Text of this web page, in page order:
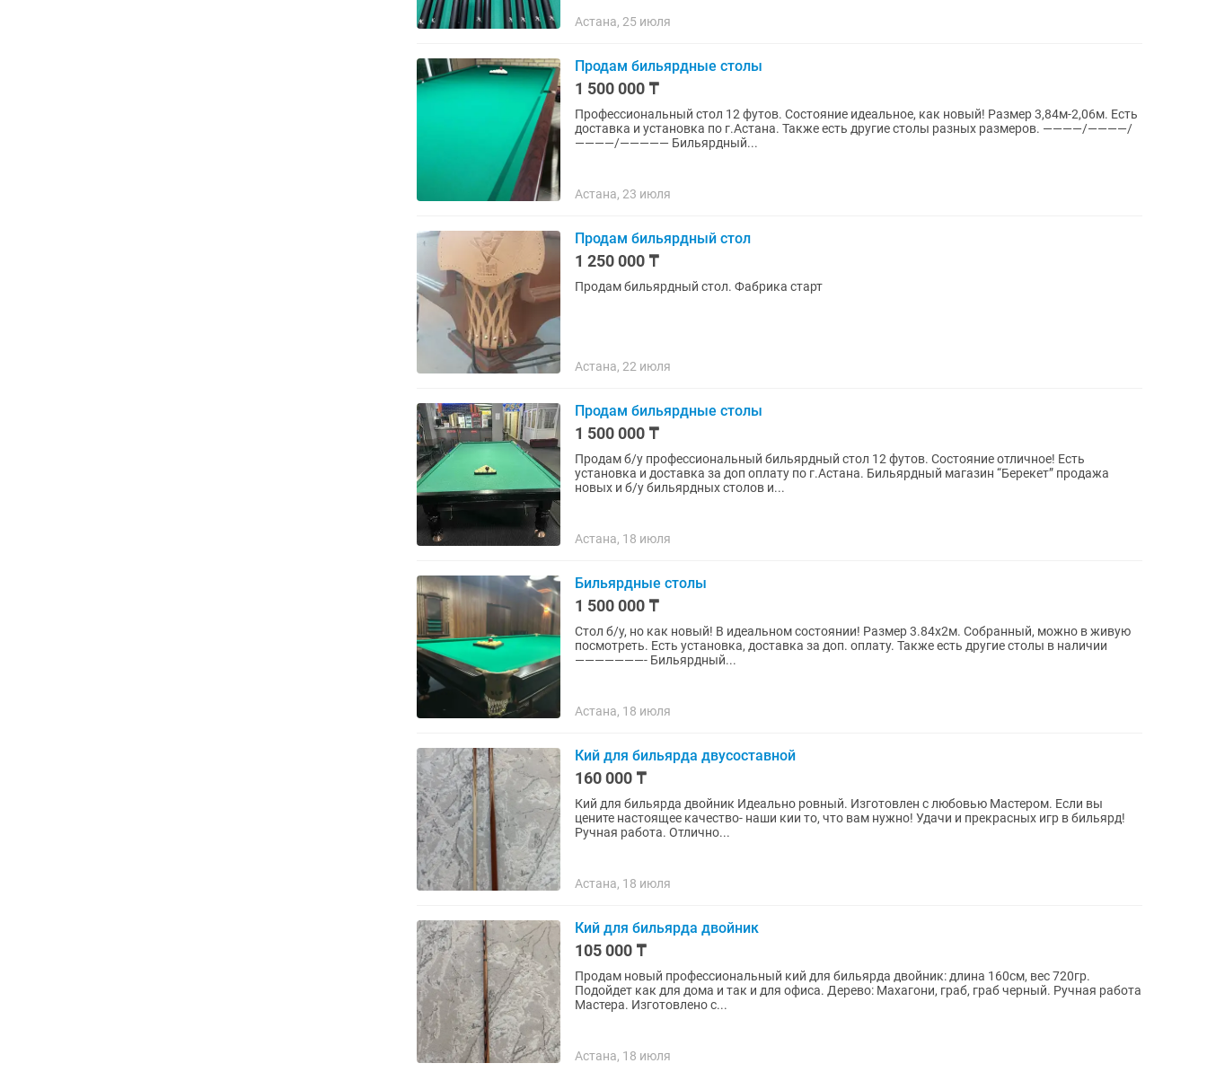
Астана, 25 июля
Продам бильярдные столы
1 500 000 ₸
Профессиональный стол 12 футов. Состояние идеальное, как новый! Размер 3,84м-2,06м. Есть
доставка и установка по г.Астана. Также есть другие столы разных размеров. ————/————/
————/————— Бильярдный...
Астана, 23 июля
Продам бильярдный стол
1 250 000 ₸
Продам бильярдный стол. Фабрика старт
Астана, 22 июля
Продам бильярдные столы
1 500 000 ₸
Продам б/у профессиональный бильярдный стол 12 футов. Состояние отличное! Есть
установка и доставка за доп оплату по г.Астана. Бильярдный магазин “Берекет” продажа
новых и б/у бильярдных столов и...
Астана, 18 июля
Бильярдные столы
1 500 000 ₸
Стол б/у, но как новый! В идеальном состоянии! Размер 3.84х2м. Собранный, можно в живую
посмотреть. Есть установка, доставка за доп. оплату. Также есть другие столы в наличии
———————- Бильярдный...
Астана, 18 июля
Кий для бильярда двусоставной
160 000 ₸
Кий для бильярда двойник Идеально ровный. Изготовлен с любовью Мастером. Если вы
цените настоящее качество- наши кии то, что вам нужно! Удачи и прекрасных игр в бильярд!
Ручная работа. Отлично...
Астана, 18 июля
Кий для бильярда двойник
105 000 ₸
Продам новый профессиональный кий для бильярда двойник: длина 160см, вес 720гр.
Подойдет как для дома и так и для офиса. Дерево: Махагони, граб, граб черный. Ручная работа
Мастера. Изготовлено с...
Астана, 18 июля